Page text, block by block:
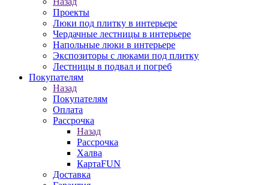
Проекты
Люки под плитку в интерьере
Чердачные лестницы в интерьере
Напольные люки в интерьере
Экспозиторы с люками под плитку
Лестницы в подвал и погреб
Покупателям
Назад
Покупателям
Оплата
Рассрочка
Назад
Рассрочка
Халва
КартаFUN
Доставка